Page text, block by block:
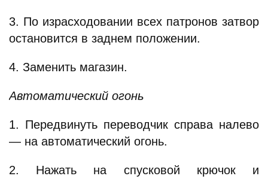
3. По израсходовании всех патронов затвор
остановится в заднем положении.
4. Заменить магазин.
Автоматический огонь
1. Передвинуть переводчик справа налево
— на автоматический огонь.
2. Нажать на спусковой крючок и